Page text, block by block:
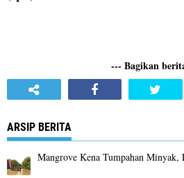
--- Bagikan
ARSIP BERITA
Mangrove Kena Tumpahan